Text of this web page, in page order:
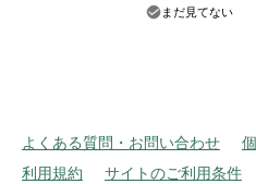
まだ見てない
よくある質問・お問い合わせ
利用規約
サイトのご利用条件